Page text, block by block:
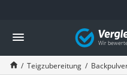
Die beliebtesten Vergleiche
Lebensmittel
Schwarzkümmelöl
Knäckebrot
Vergleich
Teigzubereitung